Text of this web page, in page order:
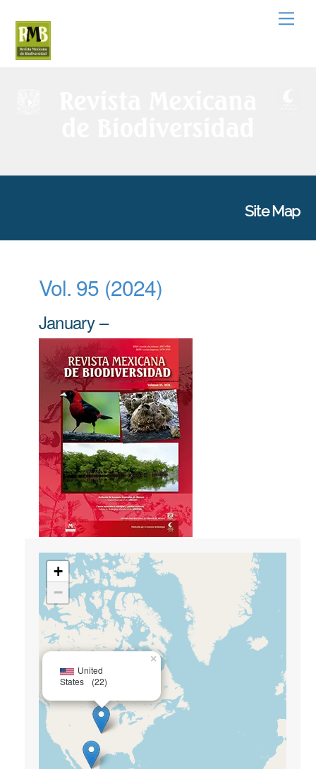
content
Site Map
Vol. 95 (2024)
January –
United
States
(22)
×
+
−